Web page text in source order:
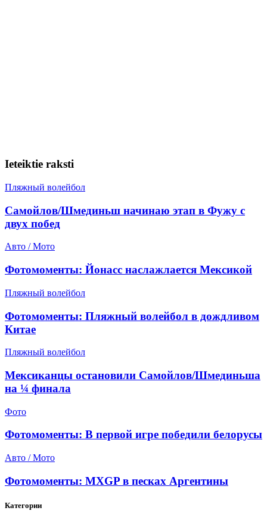
Ieteiktie raksti
Пляжный волейбол
Самойлов/Шмединьш начинаю этап в Фужу с
двух побед
Авто / Мото
Фотомоменты: Йонасс наслажлается Мексикой
Пляжный волейбол
Фотомоменты: Пляжный волейбол в дождливом
Китае
Пляжный волейбол
Мексиканцы остановили Самойлов/Шмединьша
на ¼ финала
Фото
Фотомоменты: В первой игре победили белорусы
Авто / Мото
Фотомоменты: MXGP в песках Аргентины
Категории